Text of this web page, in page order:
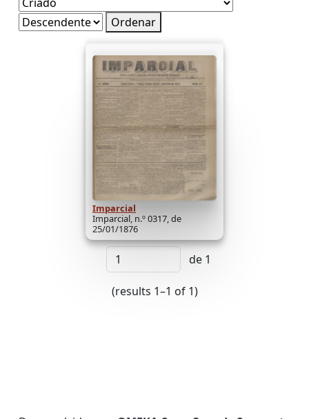
Ordenar
Imparcial
Imparcial, n.º 0317, de
25/01/1876
de 1
(results 1–1 of 1)